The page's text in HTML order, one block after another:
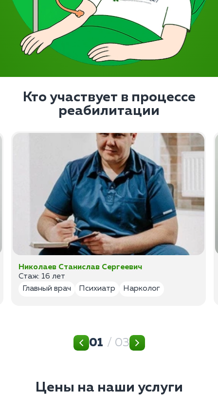
Кто участвует в процессе
реабилитации
Николаев Станислав Сергеевич
Стаж: 16 лет
Главный врач
Психиатр Нарколог
01 / 03
Цены на наши услуги